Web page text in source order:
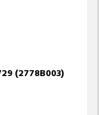
(2778B003)